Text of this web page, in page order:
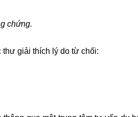
chứng.
giải thích lý do từ chối: